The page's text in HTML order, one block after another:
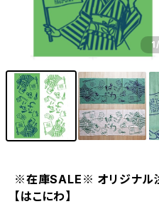
1
※在庫SALE※ オリジナル注
【はこにわ】